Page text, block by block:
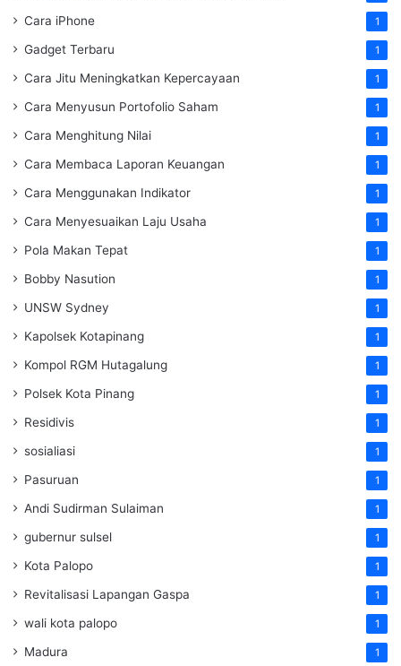
Cara iPhone 1
Gadget Terbaru 1
Cara Jitu Meningkatkan Kepercayaan 1
Cara Menyusun Portofolio Saham 1
Cara Menghitung Nilai 1
Cara Membaca Laporan Keuangan 1
Cara Menggunakan Indikator 1
Cara Menyesuaikan Laju Usaha 1
Pola Makan Tepat 1
Bobby Nasution 1
UNSW Sydney 1
Kapolsek Kotapinang 1
Kompol RGM Hutagalung 1
Polsek Kota Pinang 1
Residivis 1
sosialiasi 1
Pasuruan 1
Andi Sudirman Sulaiman 1
gubernur sulsel 1
Kota Palopo 1
Revitalisasi Lapangan Gaspa 1
wali kota palopo 1
Madura 1